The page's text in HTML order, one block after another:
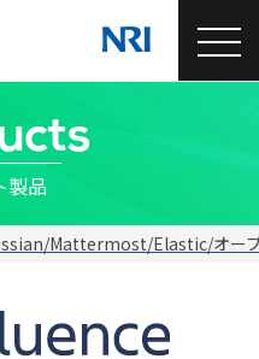
製品
Mattermost/Elastic/オー